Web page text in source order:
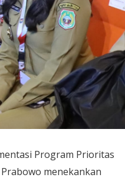
Program Prioritas
menekankan